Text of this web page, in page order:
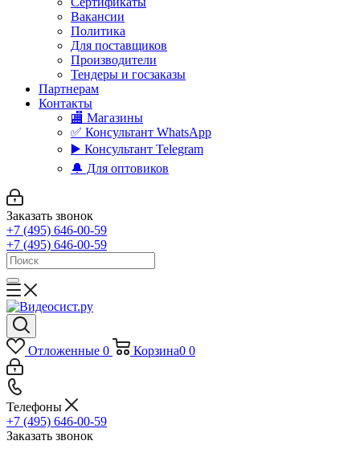
Вакансии
Политика
Для поставщиков
Производители
Тендеры и госзаказы
Партнерам
Контакты
🏬 Магазины
✅️ Консультант WhatsApp
▶️ Консультант Telegram
🔔 Для оптовиков
Заказать звонок
+7 (495) 646-00-59
+7 (495) 646-00-59
Отложенные 0 Корзина0 0
Телефоны
+7 (495) 646-00-59
Заказать звонок